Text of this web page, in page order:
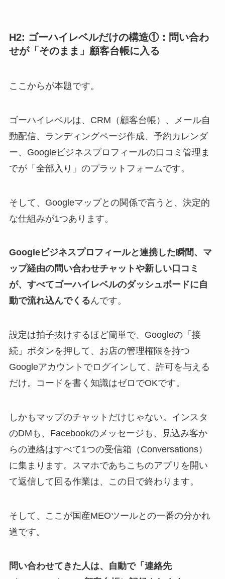
H2: ゴーハイレベルだけの構造①：問い合わ
せが「そのまま」顧客台帳に入る
ここからが本題です。
ゴーハイレベルは、CRM（顧客台帳）、メール自
動配信、ランディングページ作成、予約カレンダ
ー、Googleビジネスプロフィールの口コミ管理ま
でが「全部入り」のプラットフォームです。
そして、Googleマップとの関係で言うと、決定的
な仕組みが1つあります。
Googleビジネスプロフィールと連携した瞬間、マ
ップ経由の問い合わせチャットや新しい口コミ
が、すべてゴーハイレベルのダッシュボードに自
動で流れ込んでくるんです。
設定は拍子抜けするほど簡単で、Googleの「接
続」ボタンを押して、お店の管理権限を持つ
Googleアカウントでログインして、許可を与える
だけ。コードを書く知識はゼロでOKです。
しかもマップのチャットだけじゃない。インスタ
のDMも、Facebookのメッセージも、見込み客か
らの連絡はすべて1つの受信箱（Conversations）
に集まります。スマホであちこちのアプリを開い
て返信して回る作業は、この日で終わります。
そして、ここが国産MEOツールとの一番の分かれ
道です。
問い合わせてきた人は、自動で「連絡先